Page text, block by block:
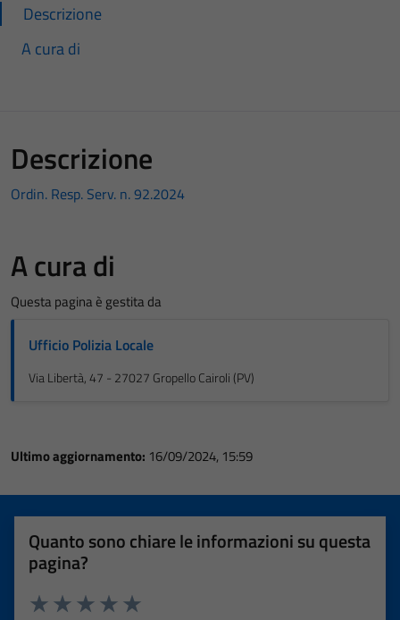
Descrizione
A cura di
Descrizione
Ordin. Resp. Serv. n. 92.2024
A cura di
Questa pagina è gestita da
Ufficio Polizia Locale
Via Libertà, 47 - 27027 Gropello Cairoli (PV)
Ultimo aggiornamento: 16/09/2024, 15:59
Quanto sono chiare le informazioni su questa
pagina?